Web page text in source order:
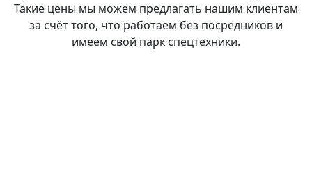
Такие цены мы можем предлагать нашим клиентам
за счёт того, что работаем без посредников и
имеем свой парк спецтехники.